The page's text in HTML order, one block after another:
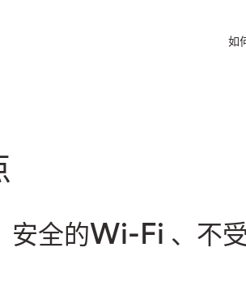
如
安全的Wi-Fi 、不